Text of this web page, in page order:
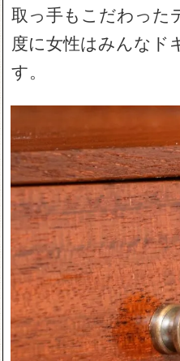
取っ手もこだわった
度に女性はみんなド
す。